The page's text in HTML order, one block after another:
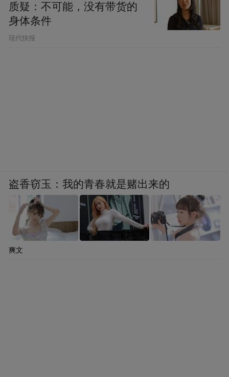
质疑：不可能，没有带货的
身体条件
现代快报
盗香窃玉：我的青春就是赌出来的
爽文